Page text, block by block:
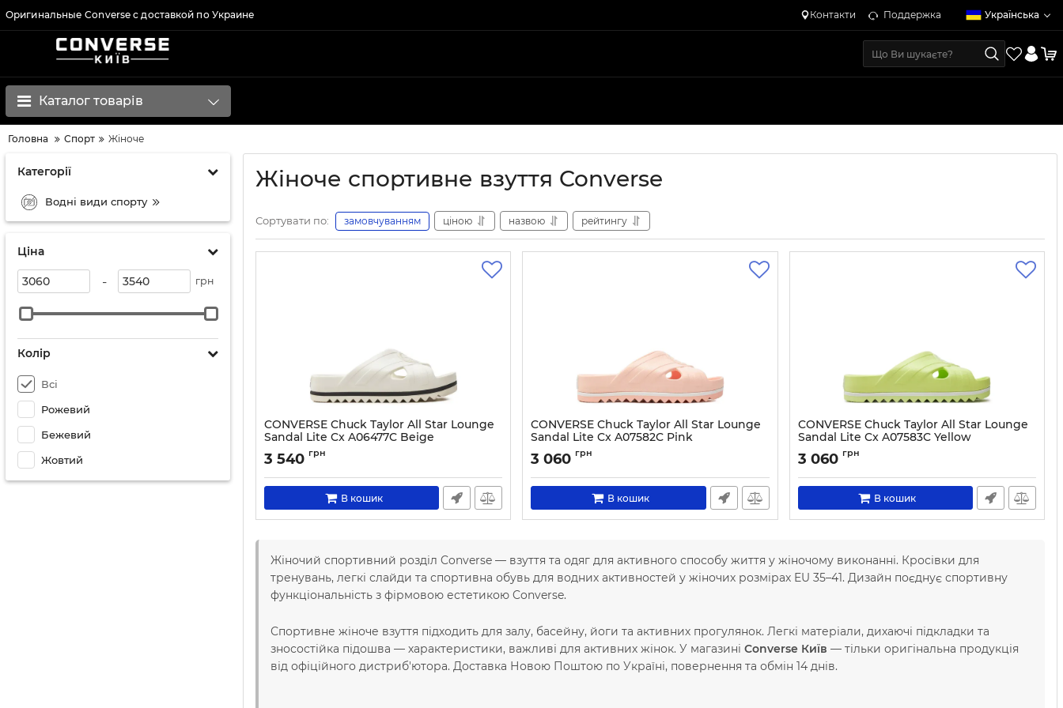
Оригинальные Converse с доставкой по Украине Контакти Поддержка Українська
Каталог товарів
Головна Спорт Жіноче
Категорії
Водні види спорту
Ціна
- грн
Колір
Всі
Рожевий
Бежевий
Жовтий
Жіноче спортивне взуття Converse
Сортувати по: замовчуванням ціною назвою рейтингу
CONVERSE Chuck Taylor All Star Lounge
Sandal Lite Cx A06477C Beige
Артикул: 0000303743031-36
3 540 грн
В кошик
CONVERSE Chuck Taylor All Star Lounge
Sandal Lite Cx A07582C Pink
Артикул: 0000303743000-35
3 060 грн
В кошик
CONVERSE Chuck Taylor All Star Lounge
Sandal Lite Cx A07583C Yellow
Артикул: 0000303742942-35
3 060 грн
В кошик
Жіночий спортивний розділ Converse — взуття та одяг для активного способу життя у жіночому виконанні. Кросівки для
тренувань, легкі слайди та спортивна обувь для водних активностей у жіночих розмірах EU 35–41. Дизайн поєднує спортивну
функціональність з фірмовою естетикою Converse.
Спортивне жіноче взуття підходить для залу, басейну, йоги та активних прогулянок. Легкі матеріали, дихаючі підкладки та
зносостійка підошва — характеристики, важливі для активних жінок. У магазині Converse Київ — тільки оригінальна продукція
від офіційного дистриб'ютора. Доставка Новою Поштою по Україні, повернення та обмін 14 днів.